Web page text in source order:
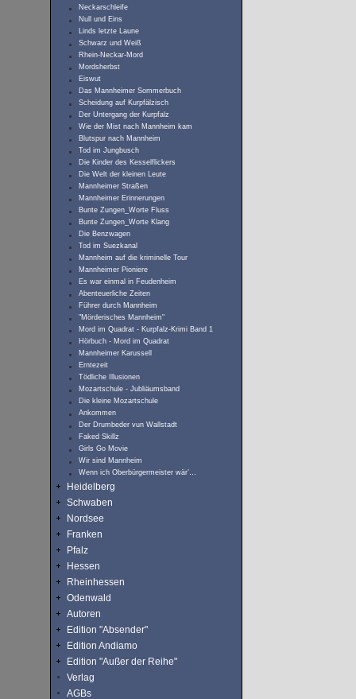
Neckarschleife
Null und Eins
Linds letzte Laune
Schwarz und Weiß
Rhein-Neckar-Mord
Mordsherbst
Eiswut
Das Mannheimer Sommerbuch
Scheidung auf Kurpfälzisch
Der Untergang der Kurpfalz
Wie der Mist nach Mannheim kam
Blutspur nach Mannheim
Tod im Jungbusch
Die Kinder des Kesselflickers
Die Welt der kleinen Leute
Mannheimer Straßen
Mannheimer Erinnerungen
Bunte Zungen_Worte Fluss
Bunte Zungen_Worte Klang
Die Benzwagen
Tod im Suezkanal
Mannheim auf die kriminelle Tour
Mannheimer Pioniere
Es war einmal in Feudenheim
Abenteuerliche Zeiten
Führer durch Mannheim
"Mörderisches Mannheim"
Mord im Quadrat - Kurpfalz-Krimi Band 1
Hörbuch - Mord im Quadrat
Mannheimer Karussell
Erntezeit
Tödliche Illusionen
Mozartschule - Jubliäumsband
Die kleine Mozartschule
Ankommen
Der Drumbeder vun Wallstadt
Faked Skillz
Girls Go Movie
Wir sind Mannheim
Wenn ich Oberbürgermeister wär’…
Heidelberg
Schwaben
Nordsee
Franken
Pfalz
Hessen
Rheinhessen
Odenwald
Autoren
Edition "Absender"
Edition Andiamo
Edition "Außer der Reihe"
Verlag
AGBs